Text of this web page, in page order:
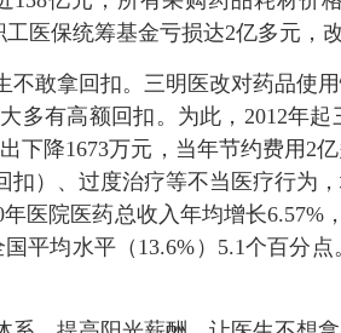
医保统筹基金亏损达2亿多元，
拿回扣。三明医改对药品使
有高额回扣。为此，2012年
下降1673万元，当年节约费用2
）、过度治疗等不当医疗行为
医院医药总收入年均增长6.57%
平均水平（13.6%）5.1个百分